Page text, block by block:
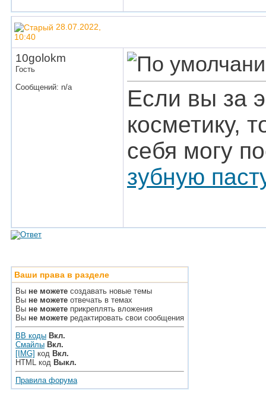
28.07.2022,
10:40
10golokm
Гость
Сообщений: n/a
Если вы за
косметику,
себя могу
зубную
Ваши права в разделе
Вы не можете создавать новые темы
Вы не можете отвечать в темах
Вы не можете прикреплять вложения
Вы не можете редактировать свои сообщения
BB коды Вкл.
Смайлы Вкл.
[IMG] код Вкл.
HTML код Выкл.
Правила форума